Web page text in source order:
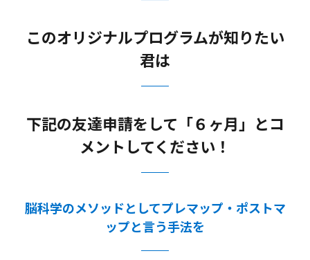
このオリジナルプログラムが知りたい
君は
下記の友達申請をして「６ヶ月」とコ
メントしてください！
脳科学のメソッドとしてプレマップ・ポストマ
ップと言う手法を